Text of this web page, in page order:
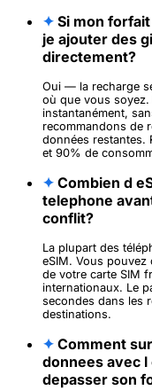
✦ Si mon
je ajouter des
directement?
Oui — la recharge
où que vous
instantanément,
recommandons de
données restantes.
et 90% de
✦ Combien d
telephone
conflit?
La plupart des
eSIM. Vous pouvez
de votre carte SIM
internationaux. Le
secondes dans les
destinations.
✦ Comment
donnees avec l
depasser son